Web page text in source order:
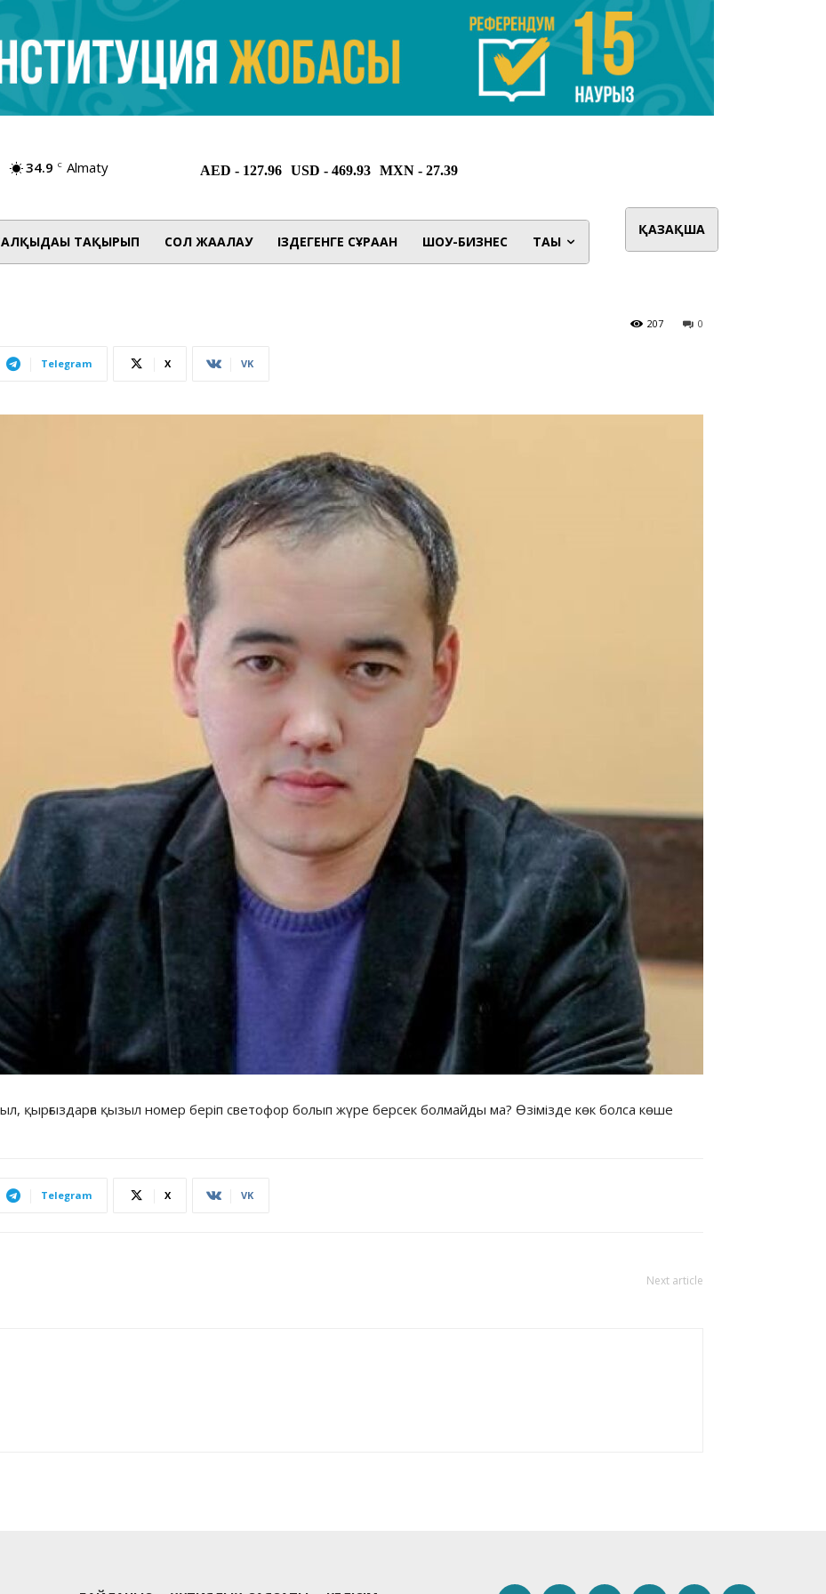
34.9 C Almaty
ТАҚЫРЫП СОЛ ЖАҒАЛАУ ІЗДЕГЕНГЕ СҰРАҒАН ШОУ-БИЗНЕС ТАҒЫ
ҚАЗАҚША
0
207
Telegram X VK
қырғыздарға қызыл номер беріп светофор болып жүре берсек болмайды ма? Өзімізде көк болса көше
Telegram X VK
Next article